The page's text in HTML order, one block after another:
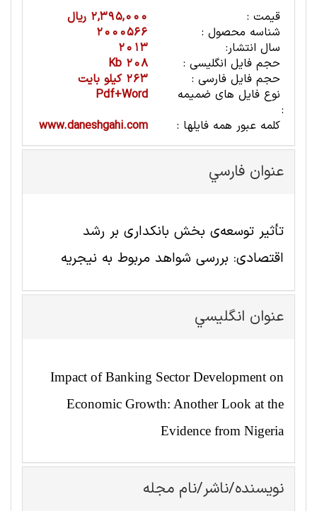
قیمت :
2,395,000 ریال
شناسه محصول :
2000566
سال انتشار:
2013
حجم فایل انگلیسی :
208 Kb
حجم فایل فارسی :
263 کیلو بایت
نوع فایل های ضمیمه
:
Pdf+Word
کلمه عبور همه فایلها :
www.daneshgahi.com
عنوان فارسي
تأثیر توسعه‌ی بخش بانکداری بر رشد
اقتصادی: بررسی شواهد مربوط به نیجریه
عنوان انگليسي
Impact of Banking Sector Development on
Economic Growth: Another Look at the
Evidence from Nigeria
نویسنده/ناشر/نام مجله